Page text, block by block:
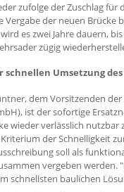
zufolge der Zuschlag
Vergabe der neuen
es zwei Jahre dauern,
zügig
schnellen Umsetzung
dem Vorsitzenden
ist der sofortige
wieder verlässlich nutzbar
der Schnelligkeit
soll als
vergeben
schnellsten baulichen